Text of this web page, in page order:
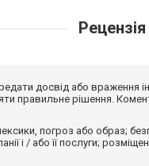
Рецензія
досвід або
правильне рішення.
погроз або образ;
і / або її послуги;